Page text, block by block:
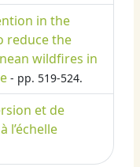
in the
reduce the
wildfires in
- pp. 519-524.
et de
l’échelle